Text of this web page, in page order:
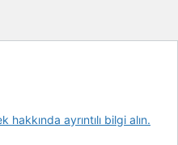
hakkında ayrıntılı bilgi alın.